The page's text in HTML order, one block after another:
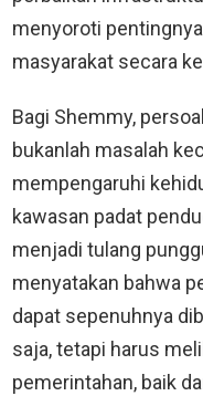
menyoroti
masyarakat secara
Bagi Shemmy,
bukanlah masalah
mempengaruhi
kawasan padat
menjadi tulang
menyatakan bahwa
dapat sepenuhnya
saja, tetapi harus
pemerintahan, baik